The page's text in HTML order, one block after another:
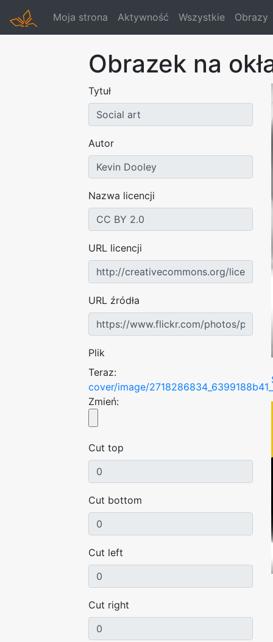
Moja strona Aktywność Wszystkie Obrazy
Obrazek na
Tytuł
Autor
Nazwa licencji
URL licencji
URL źródła
Plik
Teraz:
cover/image/
Zmień:
Cut top
Cut bottom
Cut left
Cut right